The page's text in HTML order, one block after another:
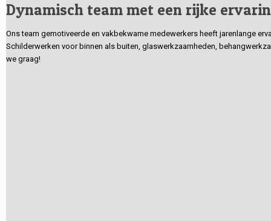
Dynamisch team met een rijke
Ons team gemotiveerde en vakbekwame medewerkers heeft jarenlange
Schilderwerken voor binnen als buiten, glaswerkzaamheden,
we graag!